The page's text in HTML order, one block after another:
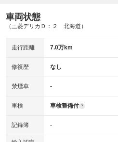
車両状態
（三菱デリカＤ：２ 北海道）
走行距離 7.0万km
修復歴 なし
禁煙車 -
車検 車検整備付 ?
記録簿 -